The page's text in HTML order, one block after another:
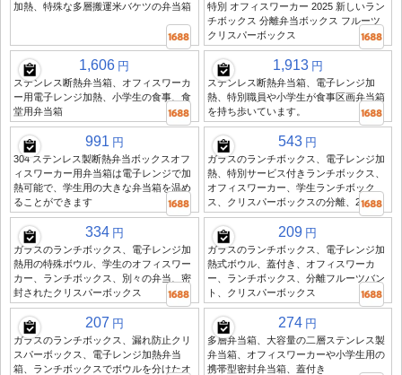
加熱、特殊な多層搬運米バケツの弁当箱
特別 オフィスワーカー 2025 新しいラン
チボックス 分離弁当ボックス フルーツ
クリスパーボックス
1,606 円
ステンレス断熱弁当箱、オフィスワーカ
ー用電子レンジ加熱、小学生の食事、食
堂用弁当箱
1,913 円
ステンレス断熱弁当箱、電子レンジ加
熱、特別職員や小学生が食事区画弁当箱
を持ち歩いています。
991 円
304 ステンレス製断熱弁当ボックスオフ
ィスワーカー用弁当箱は電子レンジで加
熱可能で、学生用の大きな弁当箱を温め
ることができます
543 円
ガラスのランチボックス、電子レンジ加
熱、特別サービス付きランチボックス、
オフィスワーカー、学生ランチボック
ス、クリスパーボックスの分離、2239
334 円
ガラスのランチボックス、電子レンジ加
熱用の特殊ボウル、学生のオフィスワー
カー、ランチボックス、別々の弁当、密
封されたクリスパーボックス
209 円
ガラスのランチボックス、電子レンジ加
熱式ボウル、蓋付き、オフィスワーカ
ー、ランチボックス、分離フルーツバン
ト、クリスパーボックス
207 円
ガラスのランチボックス、漏れ防止クリ
スパーボックス、電子レンジ加熱弁当
箱、ランチボックスでボウルを分けたオ
274 円
多層弁当箱、大容量の二層ステンレス製
弁当箱、オフィスワーカーや小学生用の
携帯型密封弁当箱、蓋付き